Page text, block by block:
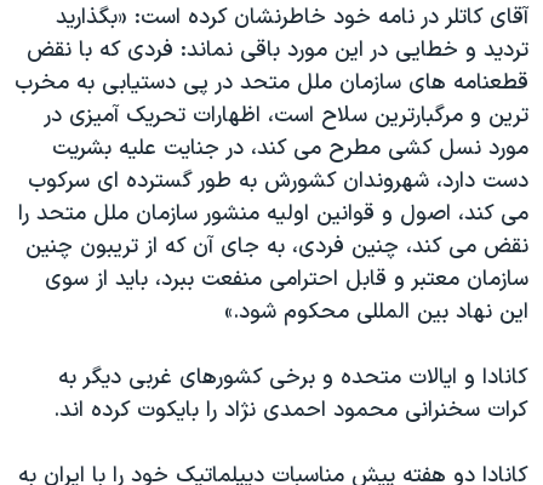
آقای کاتلر در نامه خود خاطرنشان کرده است: «بگذارید
تردید و خطایی در این مورد باقی نماند: فردی که با نقض
قطعنامه های سازمان ملل متحد در پی دستیابی به مخرب
ترین و مرگبارترین سلاح است، اظهارات تحریک آمیزی در
مورد نسل کشی مطرح می کند، در جنایت علیه بشریت
دست دارد، شهروندان کشورش به طور گسترده ای سرکوب
می کند، اصول و قوانین اولیه منشور سازمان ملل متحد را
نقض می کند، چنین فردی، به جای آن که از تریبون چنین
سازمان معتبر و قابل احترامی منفعت ببرد، باید از سوی
این نهاد بین المللی محکوم شود.»
کانادا و ایالات متحده و برخی کشورهای غربی دیگر به
کرات سخنرانی محمود احمدی نژاد را بایکوت کرده اند.
کانادا دو هفته پیش مناسبات دیپلماتیک خود را با ایران به